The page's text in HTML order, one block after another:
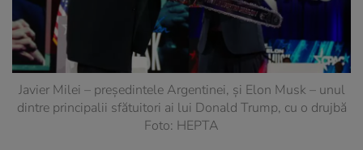
Javier Milei – președintele Argentinei, și Elon Musk – unul
dintre principalii sfătuitori ai lui Donald Trump, cu o drujbă
Foto: HEPTA